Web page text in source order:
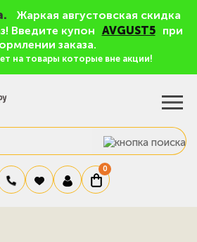
Жаркая августовская скидка
Введите купон AVGUST5
при
заказа.
на товары которые вне акции!
0